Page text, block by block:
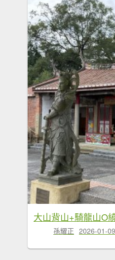
大山背山+騎龍山O
孫耀正 2026-01-09